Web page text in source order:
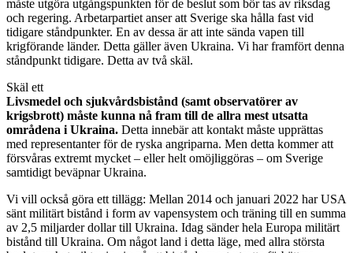
måste utgöra utgångspunkten för de beslut som bör tas av riksdag
och regering. Arbetarpartiet anser att Sverige ska hålla fast vid
tidigare ståndpunkter. En av dessa är att inte sända vapen till
krigförande länder. Detta gäller även Ukraina. Vi har framfört denna
ståndpunkt tidigare. Detta av två skäl.
Skäl ett
Livsmedel och sjukvårdsbistånd (samt observatörer av
krigsbrott) måste kunna nå fram till de allra mest utsatta
områdena i Ukraina. Detta innebär att kontakt måste upprättas
med representanter för de ryska angriparna. Men detta kommer att
försvåras extremt mycket – eller helt omöjliggöras – om Sverige
samtidigt beväpnar Ukraina.
Vi vill också göra ett tillägg: Mellan 2014 och januari 2022 har USA
sänt militärt bistånd i form av vapensystem och träning till en summa
av 2,5 miljarder dollar till Ukraina. Idag sänder hela Europa militärt
bistånd till Ukraina. Om något land i detta läge, med allra största